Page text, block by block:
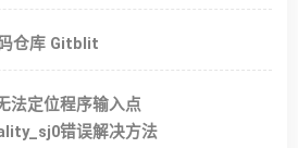
仓库 Gitblit
法定位程序输入点
错误解决方法